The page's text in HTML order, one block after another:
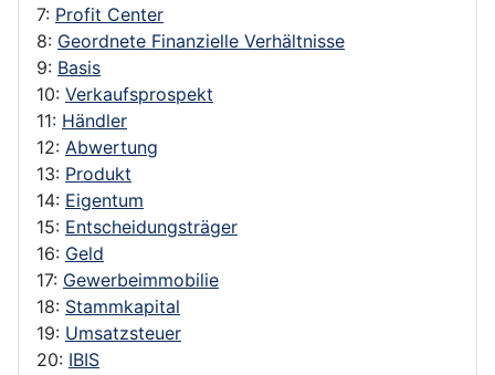
7: Profit Center
8: Geordnete Finanzielle Verhältnisse
9: Basis
10: Verkaufsprospekt
11: Händler
12: Abwertung
13: Produkt
14: Eigentum
15: Entscheidungsträger
16: Geld
17: Gewerbeimmobilie
18: Stammkapital
19: Umsatzsteuer
20: IBIS